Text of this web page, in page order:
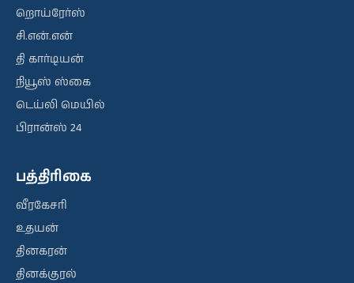
றொய்ரேர்ஸ்
சி.என்.என்
தி கார்டியன்
நியூஸ் ஸ்கை
டெய்லி மெயில்
பிரான்ஸ் 24
பத்திரிகை
வீரகேசரி
உதயன்
தினகரன்
தினக்குரல்